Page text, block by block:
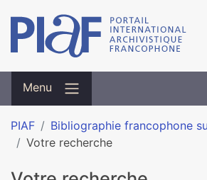
Menu
PIAF
Bibliographie francophone
Votre recherche